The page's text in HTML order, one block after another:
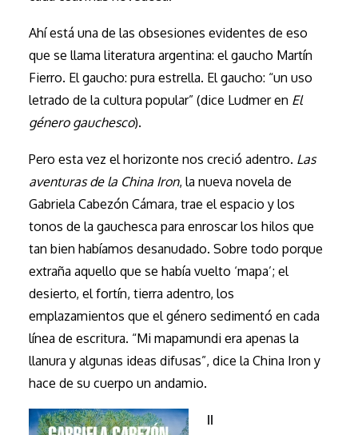
Ahí está una de las obsesiones evidentes de eso
que se llama literatura argentina: el gaucho Martín
Fierro. El gaucho: pura estrella. El gaucho: “un uso
letrado de la cultura popular” (dice Ludmer en El
género gauchesco).
Pero esta vez el horizonte nos creció adentro. Las
aventuras de la China Iron, la nueva novela de
Gabriela Cabezón Cámara, trae el espacio y los
tonos de la gauchesca para enroscar los hilos que
tan bien habíamos desanudado. Sobre todo porque
extraña aquello que se había vuelto ‘mapa’; el
desierto, el fortín, tierra adentro, los
emplazamientos que el género sedimentó en cada
línea de escritura. “Mi mapamundi era apenas la
llanura y algunas ideas difusas”, dice la China Iron y
hace de su cuerpo un andamio.
II